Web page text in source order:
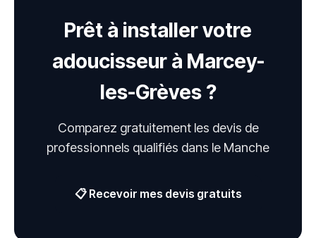
Prêt à installer votre
adoucisseur à Marcey-
les-Grèves ?
Comparez gratuitement les devis de
professionnels qualifiés dans le Manche
📋 Recevoir mes devis gratuits